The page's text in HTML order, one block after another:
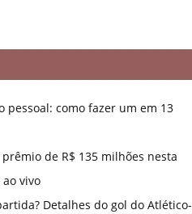
pessoal: como fazer um em 13
de R$ 135 milhões nesta
vivo
Detalhes do gol do Atlético-